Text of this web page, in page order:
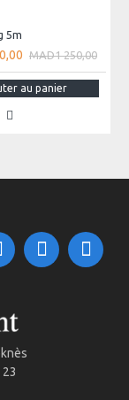
5m
MAD1 250,00
au panier